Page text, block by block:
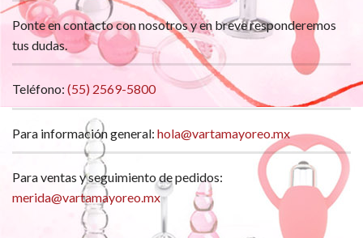
Ponte en contacto con nosotros y en breve responderemos
tus dudas.
Teléfono: (55) 2569-5800
Para información general: hola@vartamayoreo.mx
Para ventas y seguimiento de pedidos:
merida@vartamayoreo.mx